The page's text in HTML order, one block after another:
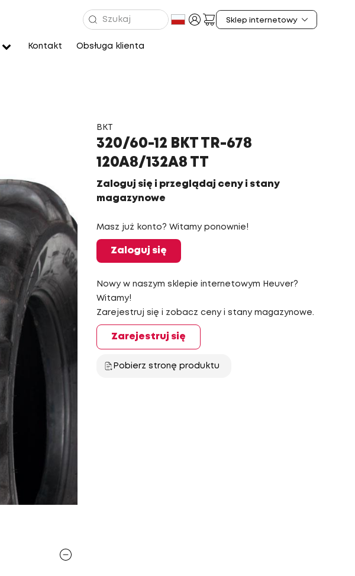
Kontakt Obsługa klienta
BKT
320/60-12 BKT TR-678
120A8/132A8 TT
Zaloguj się i przeglądaj ceny i stany
magazynowe
Masz już konto? Witamy ponownie!
Zaloguj się
Nowy w naszym sklepie internetowym Heuver?
Witamy!
Zarejestruj się i zobacz ceny i stany magazynowe.
Zarejestruj się
Pobierz stronę produktu